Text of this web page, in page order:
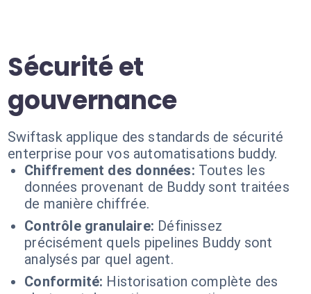
Sécurité et
gouvernance
Swiftask applique des standards de sécurité
enterprise pour vos automatisations buddy.
Chiffrement des données: Toutes les
données provenant de Buddy sont traitées
de manière chiffrée.
Contrôle granulaire: Définissez
précisément quels pipelines Buddy sont
analysés par quel agent.
Conformité: Historisation complète des